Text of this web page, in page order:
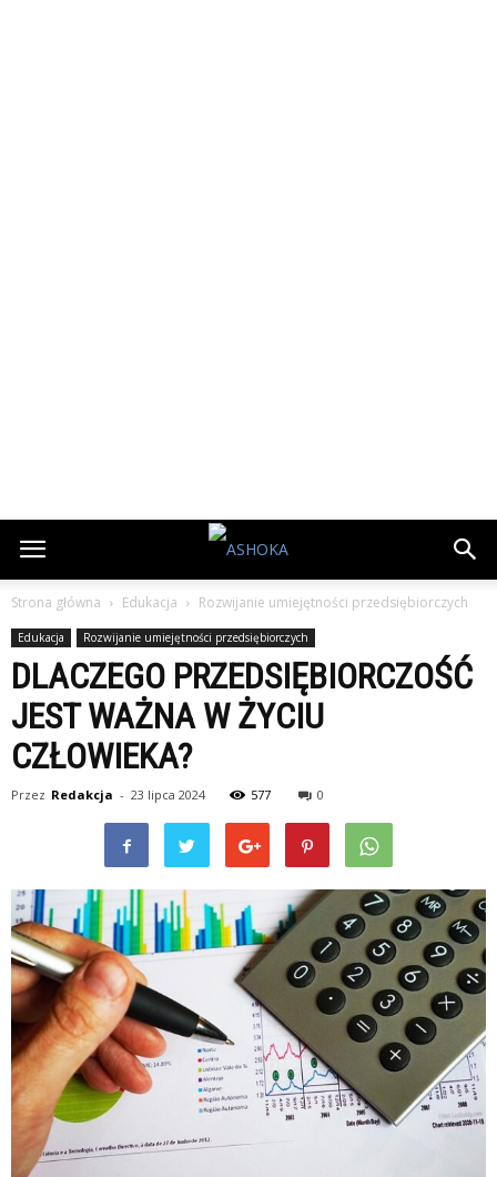
Strona główna Edukacja Rozwijanie umiejętności przedsiębiorczych
Edukacja Rozwijanie umiejętności przedsiębiorczych
DLACZEGO PRZEDSIĘBIORCZOŚĆ
JEST WAŻNA W ŻYCIU
CZŁOWIEKA?
Przez Redakcja - 23 lipca 2024 577 0